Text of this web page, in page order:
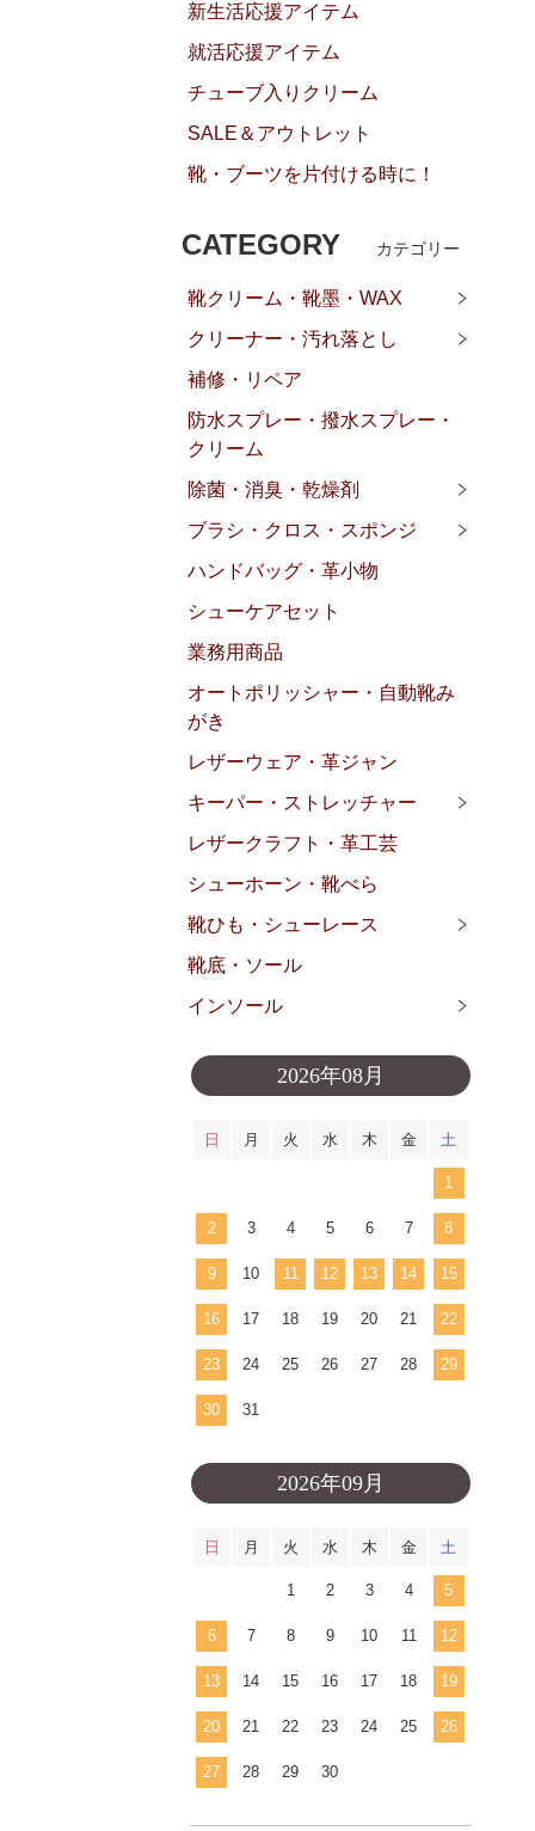
新生活応援アイテム
就活応援アイテム
チューブ入りクリーム
SALE＆アウトレット
靴・ブーツを片付ける時に！
CATEGORY カテゴリー
靴クリーム・靴墨・WAX
クリーナー・汚れ落とし
補修・リペア
防水スプレー・撥水スプレー・
クリーム
除菌・消臭・乾燥剤
ブラシ・クロス・スポンジ
ハンドバッグ・革小物
シューケアセット
業務用商品
オートポリッシャー・自動靴み
がき
レザーウェア・革ジャン
キーパー・ストレッチャー
レザークラフト・革工芸
シューホーン・靴べら
靴ひも・シューレース
靴底・ソール
インソール
2026年08月
日 月 火 水 木 金 土
1
2 3 4 5 6 7 8
9 10 11 12 13 14 15
16 17 18 19 20 21 22
23 24 25 26 27 28 29
30 31
2026年09月
日 月 火 水 木 金 土
1 2 3 4 5
6 7 8 9 10 11 12
13 14 15 16 17 18 19
20 21 22 23 24 25 26
27 28 29 30